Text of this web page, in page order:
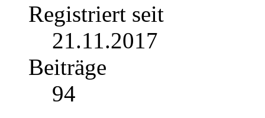
Registriert seit
21.11.2017
Beiträge
94